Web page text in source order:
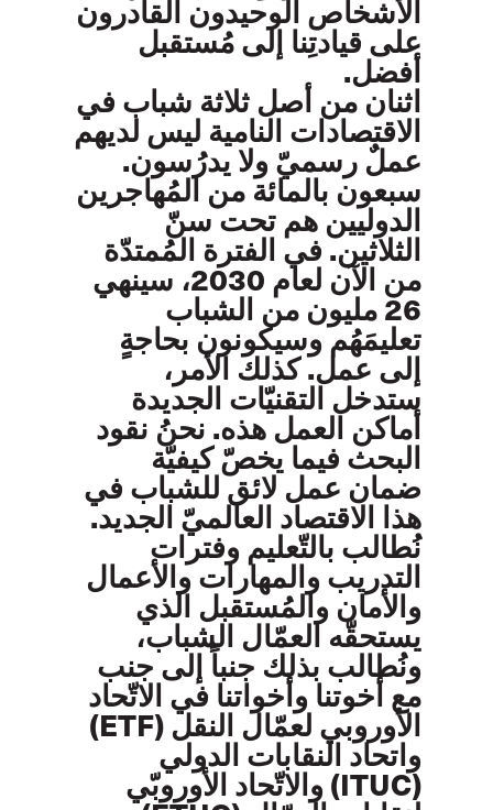
الأشخاص الوحيدون القادرون
على قيادتِنا إلى مُستقبل
أفضل.
اثنان من أصل ثلاثة شباب في
الاقتصادات النامية ليس لديهم
عملٌ رسميّ ولا يدرُسون.
سبعون بالمائة من المُهاجرين
الدوليين هم تحت سنّ
الثلاثين. في الفترة المُمتدّة
من الآن لعام 2030، سينهي
26 مليون من الشباب
تعليمَهُم وسيكونون بحاجةٍ
إلى عمل. كذلك الأمر،
ستدخل التقنيّات الجديدة
أماكن العمل هذه. نحنُ نقود
البحث فيما يخصّ كيفيّة
ضمان عمل لائق للشباب في
هذا الاقتصاد العالميّ الجديد.
نُطالب بالتّعليم وفترات
التدريب والمهارات والأعمال
والأمان والمُستقبل الذي
يستحقّه العمّال الشباب،
ونُطالب بذلك جنباً إلى جنب
مع أخوتنا وأخواتنا في الاتّحاد
الأوروبي لعمّال النقل (ETF)
واتحاد النقابات الدولي
(ITUC) والاتّحاد الأوروبّي